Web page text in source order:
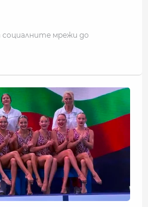
социалните мрежи до